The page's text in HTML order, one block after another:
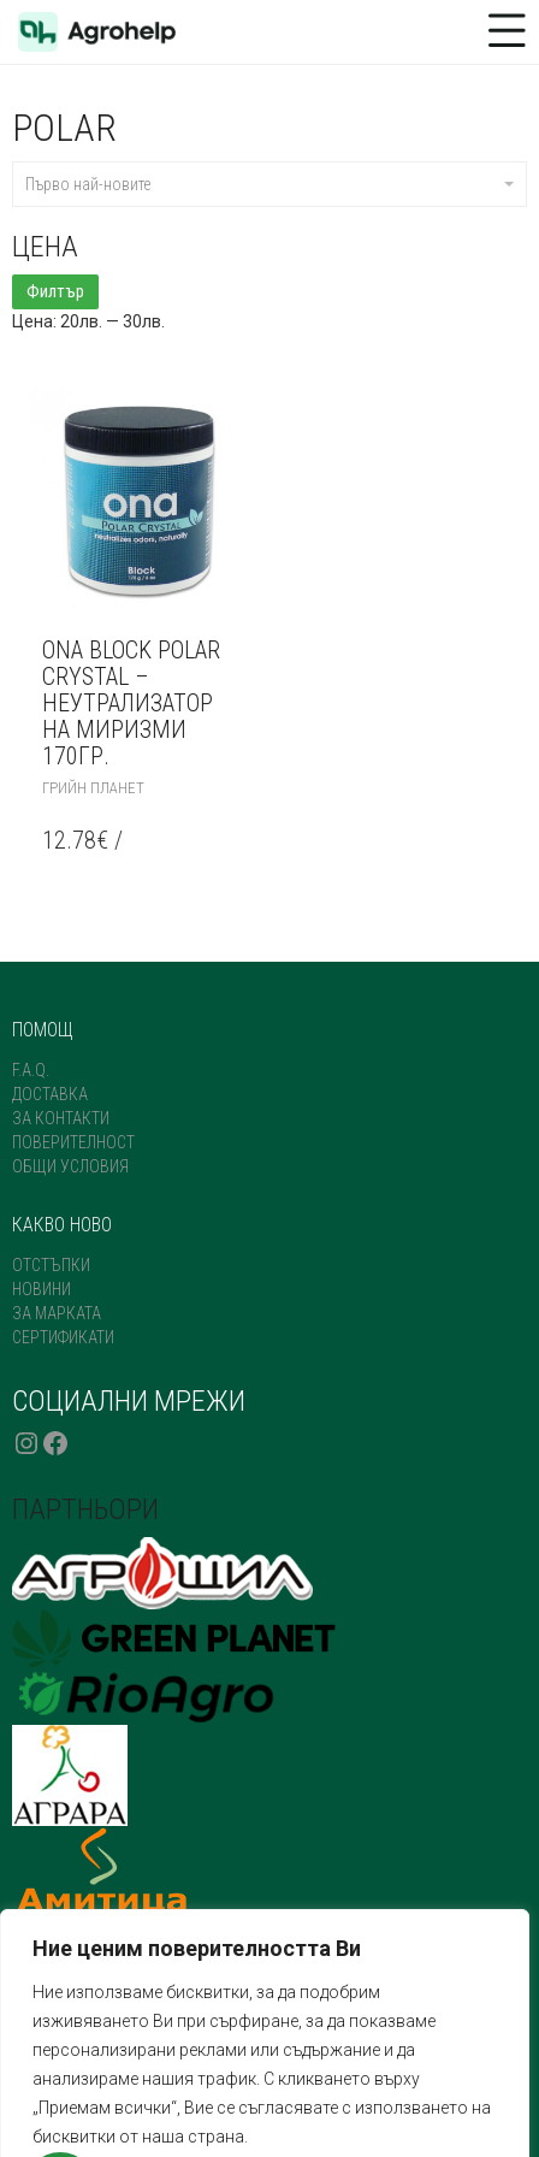
Ние ценим поверителността Ви
Ние използваме бисквитки, за да подобрим
изживяването Ви при сърфиране, за да показваме
персонализирани реклами или съдържание и да
анализираме нашия трафик. С кликването върху
„Приемам всички“, Вие се съгласявате с използването на
бисквитки от наша страна.
Toggle Menu
POLAR
Първо най-новите
ЦЕНА
Минимална
цена
Максимална
цена
Филтър
Цена: 20лв. — 30лв.
ONA BLOCK POLAR
CRYSTAL –
НЕУТРАЛИЗАТОР
НА МИРИЗМИ
170ГР.
ГРИЙН ПЛАНЕТ
12.78€ /
ПОМОЩ
F.A.Q.
ДОСТАВКА
ЗА КОНТАКТИ
ПОВЕРИТЕЛНОСТ
ОБЩИ УСЛОВИЯ
КАКВО НОВО
ОТСТЪПКИ
НОВИНИ
ЗА МАРКАТА
СЕРТИФИКАТИ
СОЦИАЛНИ МРЕЖИ
INSTAGRAM
FACEBOOK
ПАРТНЬОРИ